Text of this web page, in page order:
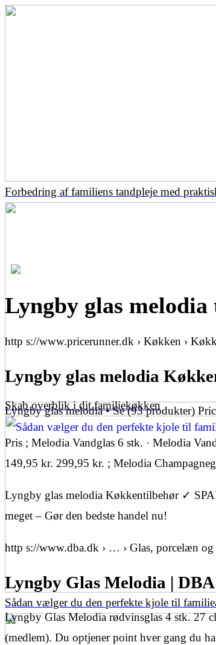
Forbedring af familiens tandpleje med
Skab overblik i dit familiekøkken
Sådan vælger du den perfekte kjole til
Lyngby glas
http s://www.pricerunner.dk › Køkken ›
Lyngby glas melodia
Lyngby glas melodia • Se (93 produkter)
Pris ; Melodia Vandglas 6 stk. · Melodia
149,95 kr. 299,95 kr. ; Melodia
Lyngby glas melodia Køkkentilbehør ✓
meget – Gør den bedste handel nu!
http s://www.dba.dk › … › Glas, porcelæn og
Lyngby Glas Melodia |
Lyngby Glas Melodia rødvinsglas 4 stk. 27
(medlem). Du optjener point hver gang du